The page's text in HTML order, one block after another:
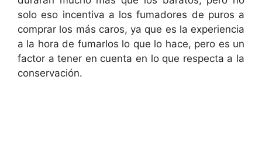
solo eso incentiva a los fumadores de puros a
comprar los más caros, ya que es la experiencia
a la hora de fumarlos lo que lo hace, pero es un
factor a tener en cuenta en lo que respecta a la
conservación.